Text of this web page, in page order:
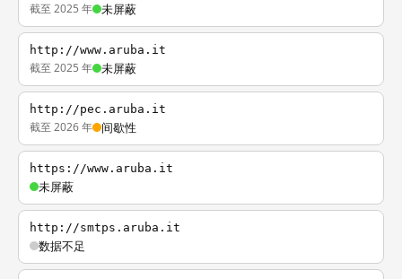
截至 2025 年 未屏蔽
http://www.aruba.it
截至 2025 年 未屏蔽
http://pec.aruba.it
截至 2026 年 间歇性
https://www.aruba.it
未屏蔽
http://smtps.aruba.it
数据不足